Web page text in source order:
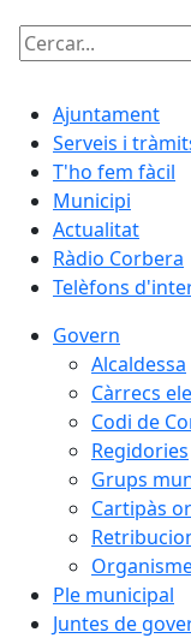
Cercar:
Ajuntament
Serveis i
T'ho fem fàcil
Municipi
Actualitat
Ràdio Corbera
Telèfons
Govern
Alcaldessa
Càrrecs
Codi de
Regidories
Grups
Cartipàs
Ple municipal
Juntes de